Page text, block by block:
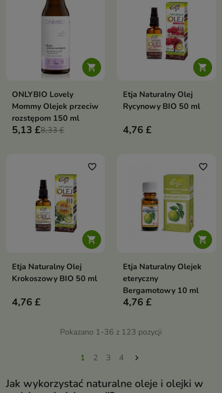

ONLYBIO Lovely
Mommy Olejek przeciw
rozstępom 150 ml
5,13 £8,33 £

Etja Naturalny Olej
Rycynowy BIO 50 ml
4,76 £

favorite_border
Etja Naturalny Olej
Krokoszowy BIO 50 ml
4,76 £

favorite_border
Etja Naturalny Olejek
eteryczny
Bergamotowy 10 ml
4,76 £
Pokazano 1-36 z 123 pozycji
1 2 3 4 
Jak wykorzystać naturalne oleje i olejki w